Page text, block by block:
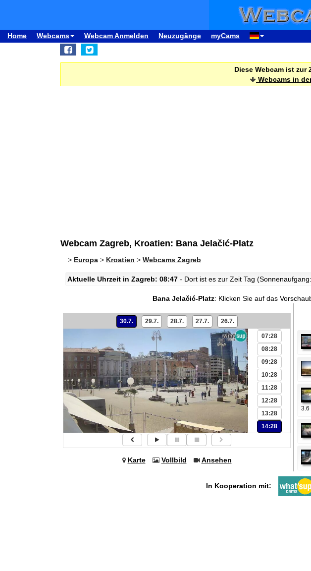
Home Webcams Webcam Anmelden Neuzugänge myCams
Diese Webcam ist zur
Webcams in
Webcam Zagreb, Kroatien: Bana Jelačić-Platz
> Europa > Kroatien > Webcams Zagreb
Aktuelle Uhrzeit in Zagreb: 08:47 - Dort ist es zur Zeit Tag
Bana Jelačić-Platz: Klicken Sie auf das
30.7. 29.7. 28.7. 27.7. 26.7.
03:28
07:28
08:28
09:28
10:28
11:28
12:28
13:28
14:28
Karte Vollbild Ansehen
3.6
In Kooperation mit: